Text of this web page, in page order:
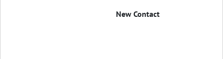
New Contact